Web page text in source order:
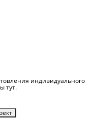
индивидуального
тут.